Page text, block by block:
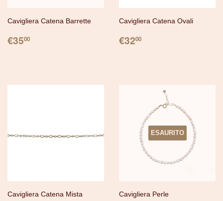
Cavigliera Catena Barrette
PREZZO
€3500
Cavigliera Catena Ovali
PREZZO
€3200
Cavigliera Catena Mista
ESAURITO
Cavigliera Perle